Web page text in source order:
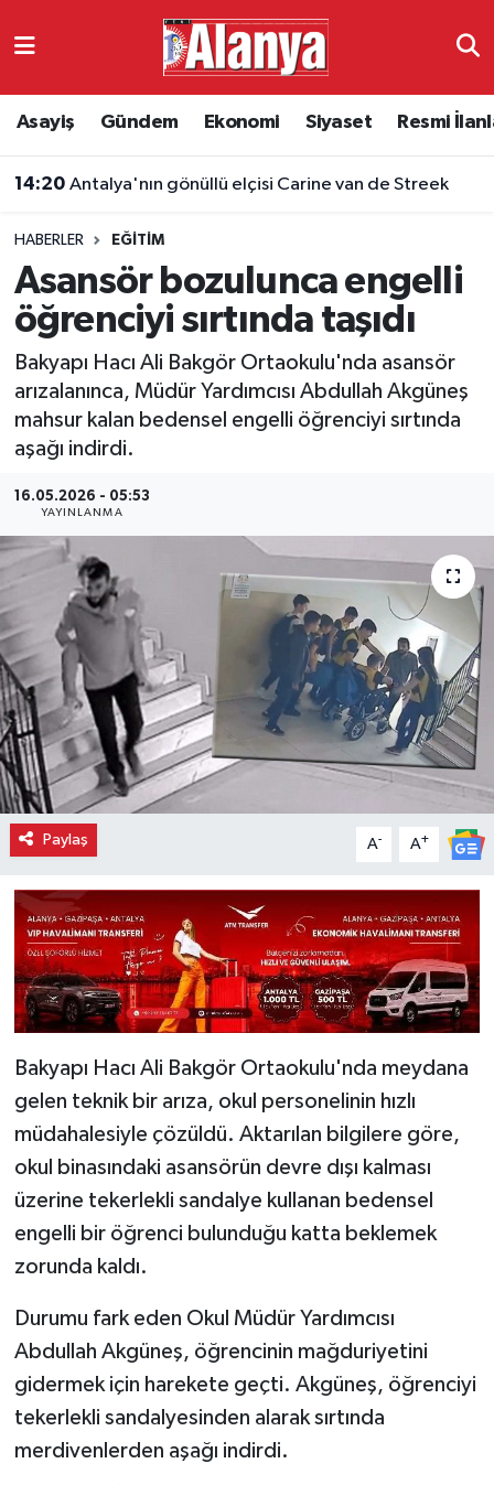
Asayiş Gündem Ekonomi Siyaset Resmi
14:20 Antalya'nın gönüllü elçisi Carine van de Streek
HABERLER EĞITIM
Asansör bozulunca engelli
öğrenciyi sırtında taşıdı
Bakyapı Hacı Ali Bakgör Ortaokulu'nda asansör
arızalanınca, Müdür Yardımcısı Abdullah Akgüneş
mahsur kalan bedensel engelli öğrenciyi sırtında
aşağı indirdi.
16.05.2026 - 05:53
YAYINLANMA
Paylaş A- A+
Bakyapı Hacı Ali Bakgör Ortaokulu'nda meydana
gelen teknik bir arıza, okul personelinin hızlı
müdahalesiyle çözüldü. Aktarılan bilgilere göre,
okul binasındaki asansörün devre dışı kalması
üzerine tekerlekli sandalye kullanan bedensel
engelli bir öğrenci bulunduğu katta beklemek
zorunda kaldı.
Durumu fark eden Okul Müdür Yardımcısı
Abdullah Akgüneş, öğrencinin mağduriyetini
gidermek için harekete geçti. Akgüneş, öğrenciyi
tekerlekli sandalyesinden alarak sırtında
merdivenlerden aşağı indirdi.
Ekonomi
Resmi İlanlar
Alanyaspor
Turizm
Antalya Namaz Vakitleri
Süper Lig Puan Durumu ve Fikstür
Tüm Manşetler
Son Dakika Haberleri